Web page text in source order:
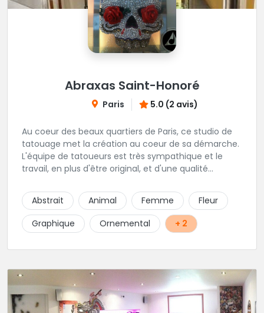
Abraxas Saint-Honoré
Paris 5.0 (2 avis)
Au coeur des beaux quartiers de Paris, ce studio de
tatouage met la création au coeur de sa démarche.
L'équipe de tatoueurs est très sympathique et le
travail, en plus d'être original, et d'une qualité
également proposé. Une adresse de premier choix!
Abstrait Animal Femme
Fleur
Graphique
Ornemental + 2